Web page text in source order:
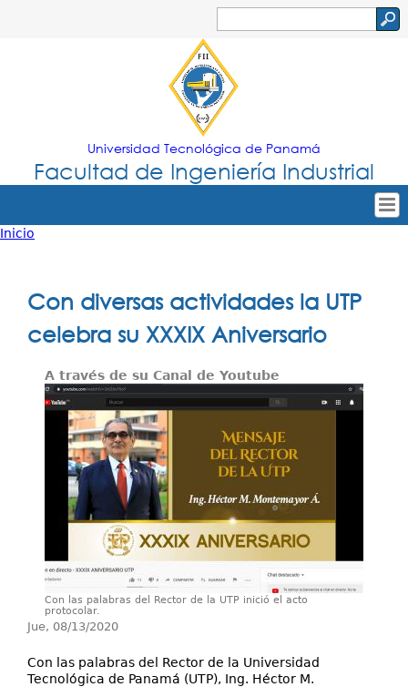
Jump to navigation
de
búsqueda
Universidad Tecnológica de Panamá
Facultad de Ingeniería Industrial
Tropical
Principal
Oferta Académica
Secretarías
Departamentos
Investigación
Servicios
está
Inicio
Con diversas actividades la UTP
celebra su XXXIX Aniversario
A través de su Canal de Youtube
Con las palabras del Rector de la UTP inició el acto
protocolar.
Jue, 08/13/2020
Con las palabras del Rector de la Universidad
Tecnológica de Panamá (UTP), Ing. Héctor M.